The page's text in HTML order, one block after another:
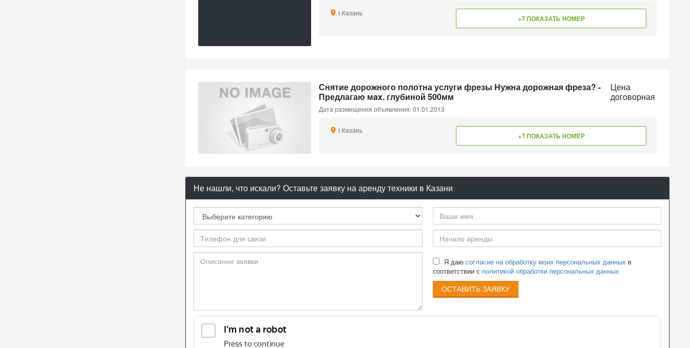
г.Казань
+7 ПОКАЗАТЬ НОМЕР
Снятие дорожного полотна услуги фрезы Нужна дорожная фреза? -
Предлагаю мax. глубиной 500мм
Цена
договорная
Дата размещения объявления: 01.01.2013
г.Казань
+7 ПОКАЗАТЬ НОМЕР
Не нашли, что искали? Оставьте заявку на аренду техники в Казани
Я даю согласие на обработку моих персональных данных в
соответствии с политикой обработки персональных данных
ОСТАВИТЬ ЗАЯВКУ